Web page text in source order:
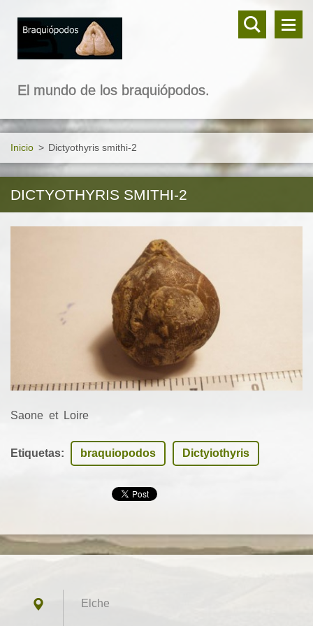
El mundo de los braquiópodos.
Inicio > Dictyothyris smithi-2
DICTYOTHYRIS SMITHI-2
Saone et Loire
Etiquetas: braquiopodos Dictyiothyris
Elche